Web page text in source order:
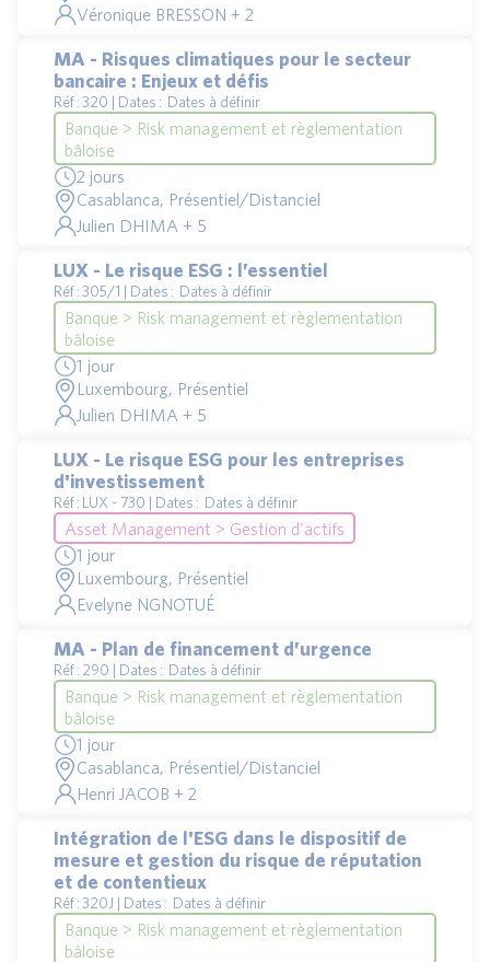
Véronique BRESSON + 2
MA - Risques climatiques pour le secteur
bancaire : Enjeux et défis
Réf : 320 | Dates : Dates à définir
Banque > Risk management et règlementation
bâloise
2 jours
Casablanca, Présentiel/Distanciel
Julien DHIMA + 5
LUX - Le risque ESG : l’essentiel
Réf : 305/1 | Dates : Dates à définir
Banque > Risk management et règlementation
bâloise
1 jour
Luxembourg, Présentiel
Julien DHIMA + 5
LUX - Le risque ESG pour les entreprises
d'investissement
Réf : LUX - 730 | Dates : Dates à définir
Asset Management > Gestion d'actifs
1 jour
Luxembourg, Présentiel
Evelyne NGNOTUÉ
MA - Plan de financement d’urgence
Réf : 290 | Dates : Dates à définir
Banque > Risk management et règlementation
bâloise
1 jour
Casablanca, Présentiel/Distanciel
Henri JACOB + 2
Intégration de l'ESG dans le dispositif de
mesure et gestion du risque de réputation
et de contentieux
Réf : 320J | Dates : Dates à définir
Banque > Risk management et règlementation
bâloise